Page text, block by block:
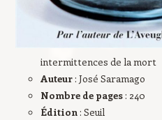
intermittences de la mort
Auteur: José Saramago
Nombre de pages: 240
Édition: Seuil